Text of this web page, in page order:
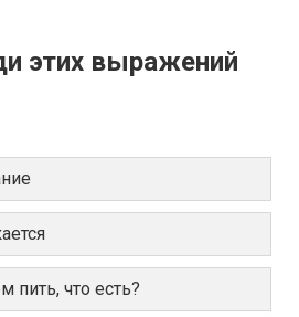
этих выражений
пить, что есть?